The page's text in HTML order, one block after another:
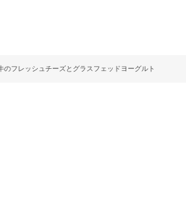
のフレッシュチーズとグラスフェッドヨーグルト